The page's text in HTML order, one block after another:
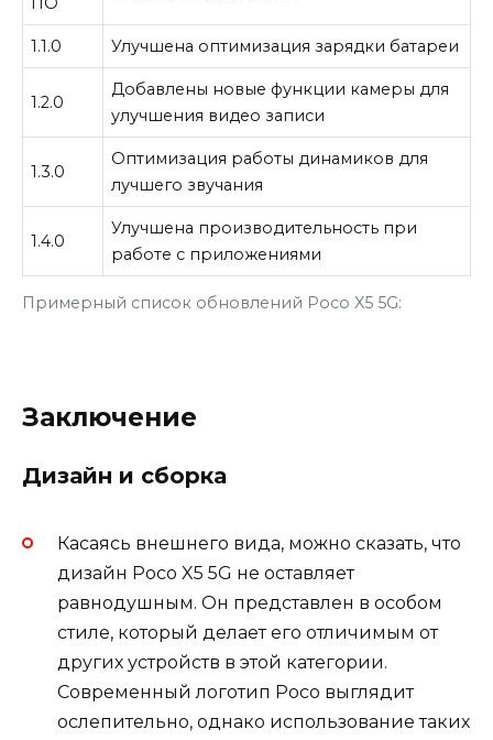
Примерный список обновлений Poco X5 5G:
1.1.0 Улучшена оптимизация зарядки батареи
1.2.0
Добавлены новые функции камеры для
улучшения видео записи
1.3.0
Оптимизация работы динамиков для
лучшего звучания
1.4.0
Улучшена производительность при
работе с приложениями
Заключение
Дизайн и сборка
Касаясь внешнего вида, можно сказать, что
дизайн Poco X5 5G не оставляет
равнодушным. Он представлен в особом
стиле, который делает его отличимым от
других устройств в этой категории.
Современный логотип Poco выглядит
ослепительно, однако использование таких